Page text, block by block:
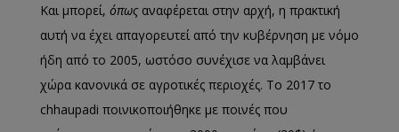
Και μπορεί, όπωςαναφέρεται στην αρχή, η πρακτική
αυτή να έχει απαγορευτεί από την κυβέρνηση με νόμο
ήδη από το 2005, ωστόσο συνέχισε να λαμβάνει
χώρα κανονικά σε αγροτικές περιοχές. Το 2017 το
chhaupadi ποινικοποιήθηκε με ποινές που